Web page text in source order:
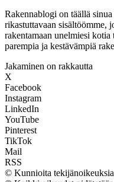
Rakennablogi on täällä
rikastuttavaan sisältöömme,
rakentamaan unelmiesi
parempia ja kestävämpiä
Jakaminen on rakkautta
X
Facebook
Instagram
LinkedIn
YouTube
Pinterest
TikTok
Mail
RSS
© Kunnioita